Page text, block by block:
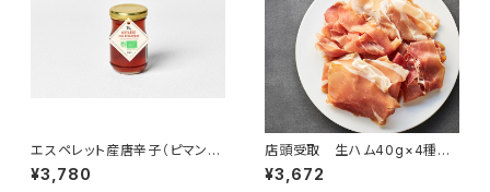
エスペレット産唐辛子（ピマンデ
スペレットA.O.P.）パウダー 5
0g
¥3,780
店頭受取 生ハム40g×4種
（3～4名様）＜フランス・バスク、
オーヴェルニ＞
¥3,672